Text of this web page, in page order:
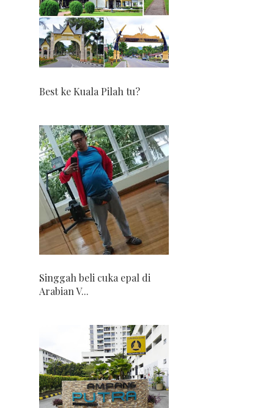
Best ke Kuala Pilah tu?
Singgah beli cuka epal di
Arabian V...